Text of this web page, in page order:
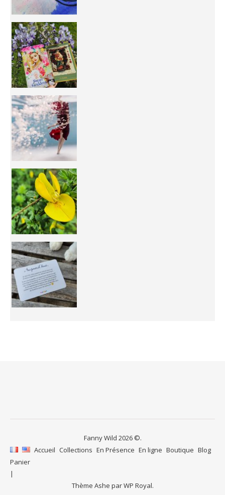
Fanny Wild 2026 ©.
Accueil Collections En Présence En ligne Boutique Blog
Panier
Thème Ashe parWP Royal.